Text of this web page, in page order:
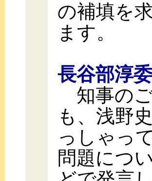
の補填を
ます。
長谷部淳
知事の
も、浅野
っしゃっ
問題につ